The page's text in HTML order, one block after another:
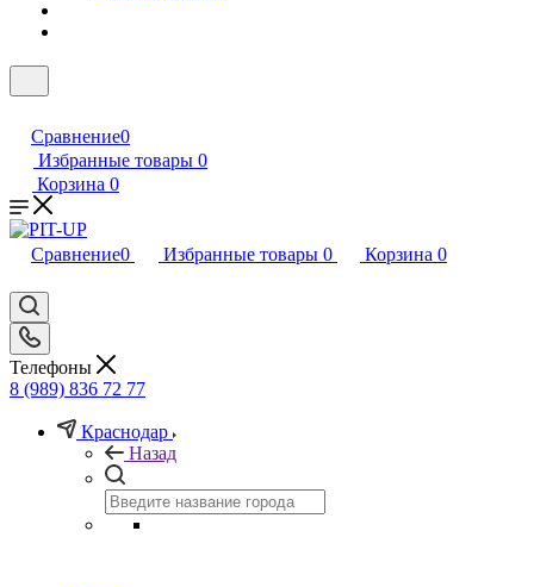
Сравнение0
Избранные товары 0
Корзина 0
Сравнение0 Избранные товары 0 Корзина 0
Телефоны
8 (989) 836 72 77
Краснодар
Назад